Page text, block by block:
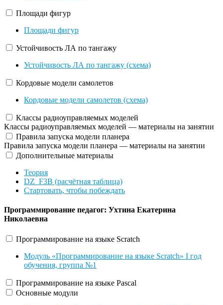
Площади фигур
Площади фигур
Устойчивость ЛА по тангажу
Устойчивость ЛА по тангажу (схема)
Кордовые модели самолетов
Кордовые модели самолетов (схема)
Классы радиоуправляемых моделей
Классы радиоуправляемых моделей — материалы на занятии
Правила запуска модели планера
Правила запуска модели планера — материалы на занятии
Дополнительные материалы
Теория
DZ_F3B (расчётная таблица)
Стартовать, чтобы побеждать
Программирование педагог: Ухтина Екатерина
Николаевна
Программирование на языке Scratch
Модуль «Программирование на языке Scratch» I год
обучения, группа №1
Программирование на языке Pascal
Основные модули